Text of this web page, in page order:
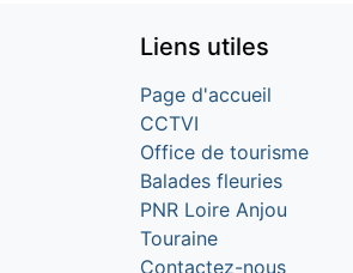
Liens utiles
Page d'accueil
CCTVI
Office de tourisme
Balades fleuries
PNR Loire Anjou
Touraine
Contactez-nous